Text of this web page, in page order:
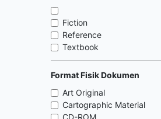
Fiction
Reference
Textbook
Format Fisik Dokumen
Art Original
Cartographic Material
CD-ROM